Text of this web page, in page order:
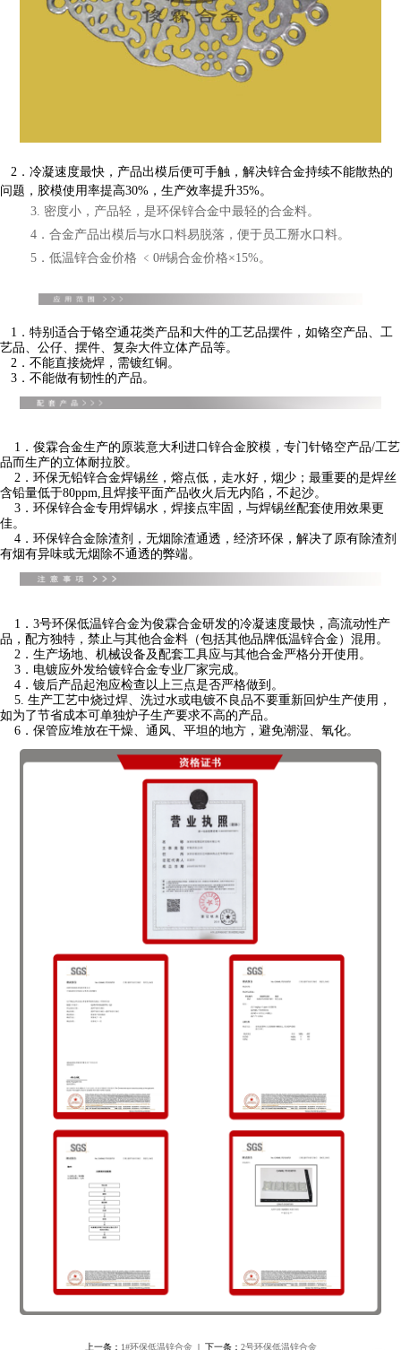
2．冷凝速度最快，产品出模后便可手触，解决锌合金持续不能散热的
问题，胶模使用率提高30%，生产效率提升35%。
3. 密度小，产品轻，是环保锌合金中最轻的合金料。
4．合金产品出模后与水口料易脱落，便于员工掰水口料。
5．低温锌合金价格 ﹤0#锡合金价格×15%。
1．特别适合于铬空通花类产品和大件的工艺品摆件，如铬空产品、工
艺品、公仔、摆件、复杂大件立体产品等。
2．不能直接烧焊，需镀红铜。
3．不能做有韧性的产品。
1．俊霖合金生产的原装意大利进口锌合金胶模，专门针铬空产品/工艺
品而生产的立体耐拉胶。
2．环保无铅锌合金焊锡丝，熔点低，走水好，烟少；最重要的是焊丝
含铅量低于80ppm,且焊接平面产品收火后无内陷，不起沙。
3．环保锌合金专用焊锡水，焊接点牢固，与焊锡丝配套使用效果更
佳。
4 ． 环保锌合金除渣剂，无烟除渣通透，经济环保，解决了原有除渣剂
有烟有异味或无烟除不通透的弊端。
1．3号环保低温锌合金为俊霖合金研发的冷凝速度最快，高流动性产
品，配方独特，禁止与其他合金料（包括其他品牌低温锌合金）混用。
2．生产场地、机械设备及配套工具应与其他合金严格分开使用。
3．电镀应外发给镀锌合金专业厂家完成。
4．镀后产品起泡应检查以上三点是否严格做到。
5. 生产工艺中烧过焊、洗过水或电镀不良品不要重新回炉生产使用，
如为了节省成本可单独炉子生产要求不高的产品。
6．保管应堆放在干燥、通风、平坦的地方，避免潮湿、氧化。
上一条： 1#环保低温锌合金| 下一条： 2号环保低温锌合金